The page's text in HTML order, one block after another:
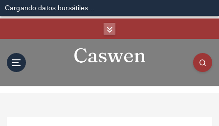
Cargando datos bursátiles...